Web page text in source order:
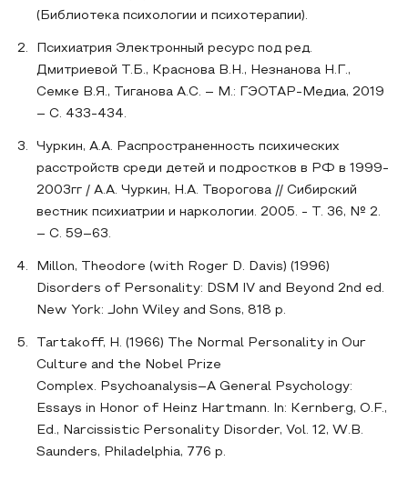
(Библиотека психологии и психотерапии).
Психиатрия Электронный ресурс под ред.
Дмитриевой Т.Б., Краснова В.Н., Незнанова Н.Г.,
Семке В.Я., Тиганова А.С. – М.: ГЭОТАР-Медиа, 2019
– С. 433-434.
Чуркин, А.А. Распространенность психических
расстройств среди детей и подростков в РФ в 1999-
2003гг / А.А. Чуркин, Н.А. Творогова // Сибирский
вестник психиатрии и наркологии. 2005. - Т. 36, № 2.
– С. 59–63.
Millon, Theodore (with Roger D. Davis) (1996)
Disorders of Personality: DSM IV and Beyond 2nd ed.
New York: John Wiley and Sons, 818 p.
Tartakoff, H. (1966) The Normal Personality in Our
Culture and the Nobel Prize
Complex. Psychoanalysis–A General Psychology:
Essays in Honor of Heinz Hartmann. In: Kernberg, O.F.,
Ed., Narcissistic Personality Disorder, Vol. 12, W.B.
Saunders, Philadelphia, 776 p.